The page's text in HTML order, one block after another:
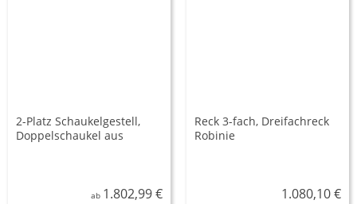
2-Platz Schaukelgestell,
Doppelschaukel aus
ab 1.802,99 €
Reck 3-fach, Dreifachreck
Robinie
1.080,10 €